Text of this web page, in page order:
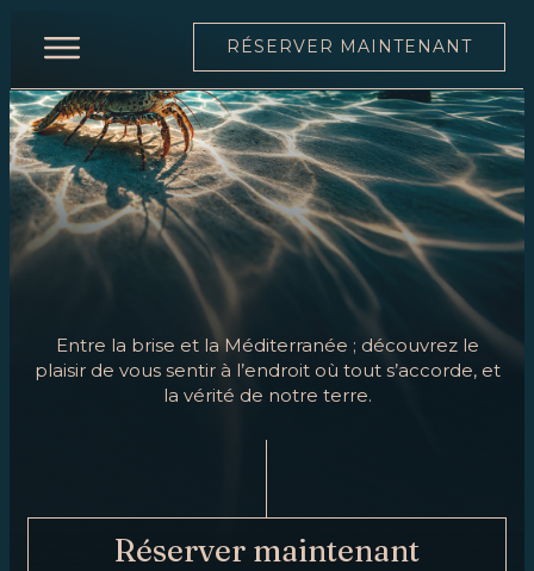
ACCUEIL
RESTAURANT
CARTE
CARTE
ÉQUIPE
RÉSERVER
RÉSERVER MAINTENANT
Entre la brise et la Méditerranée ; découvrez le
plaisir de vous sentir à l’endroit où tout s’accorde, et
la vérité de notre terre.
Réserver maintenant